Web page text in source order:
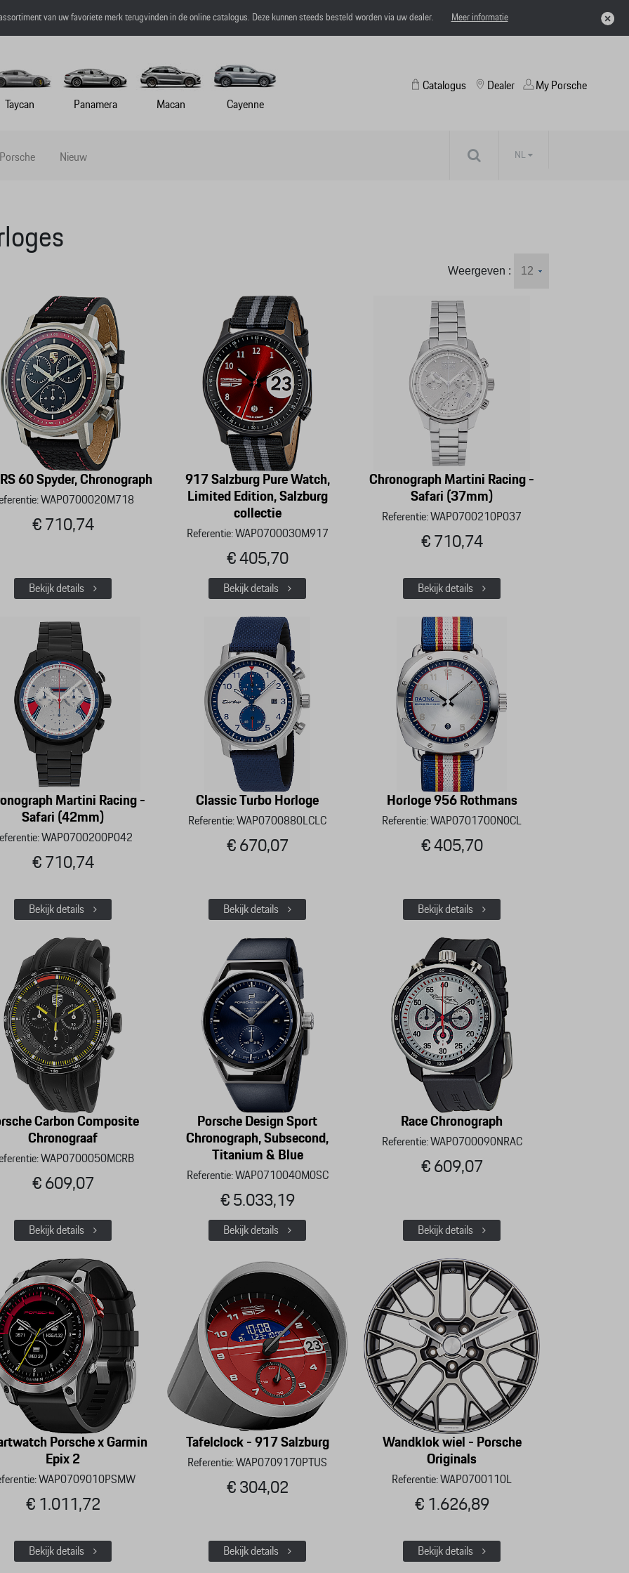
van uw favoriete merk terugvinden in de online catalogus. Deze kunnen steeds besteld worden via uw dealer. Meer informatie
Taycan Panamera Macan Cayenne
Catalogus
Nieuw
Dealer My Porsche
NL
Weergeven :
60 Spyder, Chronograph
WAP0700020M718
€ 710,74
Bekijk details
917 Salzburg Pure Watch,
Limited Edition, Salzburg
collectie
Referentie: WAP0700030M917
€ 405,70
Bekijk details
Chronograph Martini Racing -
Safari (37mm)
Referentie: WAP0700210P037
€ 710,74
Bekijk details
Martini Racing -
Safari (42mm)
WAP0700200P042
€ 710,74
Bekijk details
Classic Turbo Horloge
Referentie: WAP0700880LCLC
€ 670,07
Bekijk details
Horloge 956 Rothmans
Referentie: WAP0701700N0CL
€ 405,70
Bekijk details
Carbon Composite
Chronograaf
WAP0700050MCRB
€ 609,07
Bekijk details
Porsche Design Sport
Chronograph, Subsecond,
Titanium & Blue
Referentie: WAP0710040M0SC
€ 5.033,19
Bekijk details
Race Chronograph
Referentie: WAP0700090NRAC
€ 609,07
Bekijk details
Porsche x Garmin
Epix 2
WAP0709010PSMW
€ 1.011,72
Bekijk details
Tafelclock - 917 Salzburg
Referentie: WAP0709170PTUS
€ 304,02
Bekijk details
Wandklok wiel - Porsche
Originals
Referentie: WAP0700110L
€ 1.626,89
Bekijk details